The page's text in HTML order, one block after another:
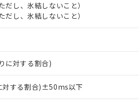
し、氷結しないこと）
し、氷結しないこと）
に対する割合)
する割合)±50ms以下
条件
状況
なし：EU RoHS指令（10物質）の非含有
認中：EU RoHS指令（10物質）の非含有
：ライセンス料など無形物で、有害物質
の事情により、非含有部品としていたも
RoHS○×表